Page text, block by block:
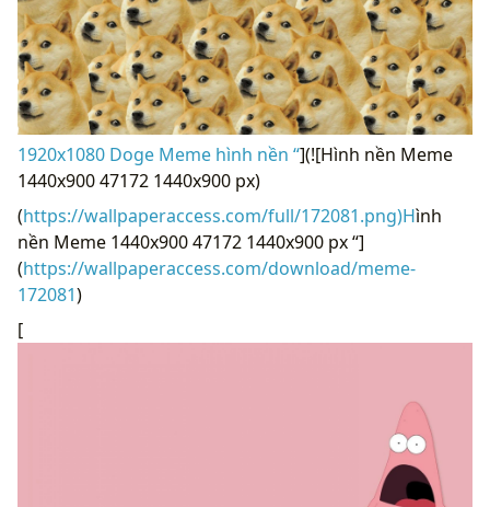
1920x1080 Doge Meme hình nền “](![Hình nền Meme
1440x900 47172 1440x900 px)
(https://wallpaperaccess.com/full/172081.png)Hình
nền Meme 1440x900 47172 1440x900 px “]
(https://wallpaperaccess.com/download/meme-
172081)
[